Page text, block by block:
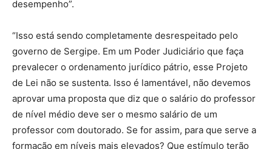
desempenho”.
“Isso está sendo completamente desrespeitado pelo
governo de Sergipe. Em um Poder Judiciário que faça
prevalecer o ordenamento jurídico pátrio, esse Projeto
de Lei não se sustenta. Isso é lamentável, não devemos
aprovar uma proposta que diz que o salário do professor
de nível médio deve ser o mesmo salário de um
professor com doutorado. Se for assim, para que serve a
formação em níveis mais elevados? Que estímulo terão